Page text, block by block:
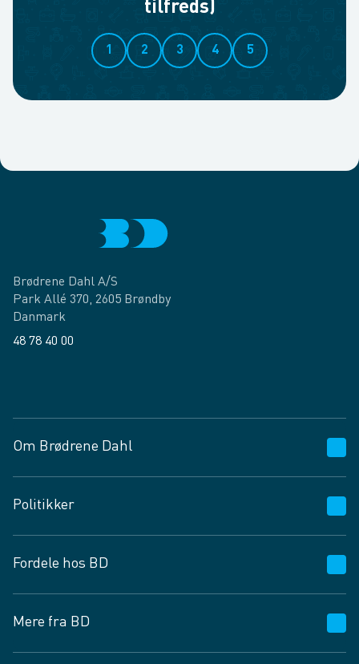
tilfreds)
1 2 3 4 5
Brødrene Dahl A/S
Park Allé 370, 2605 Brøndby
Danmark
48 78 40 00
Om Brødrene Dahl
Vagttelefon 30 10 89 89
Spørgsmål og svar
Job og karriere
Fødevarekontrolrapport
Politikker
Privatlivspolitik
Cookies
Vilkår og betingelser
Fordele hos BD
BD app
BD.dk services
Mere fra BD